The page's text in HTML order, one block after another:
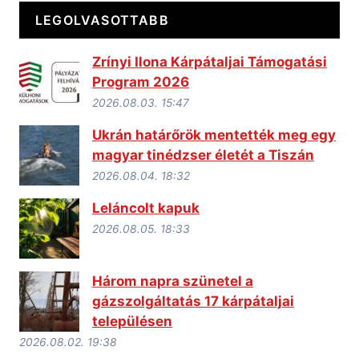
LEGOLVASOTTABB
Zrínyi Ilona Kárpátaljai Támogatási
Program 2026
2026.08.03. 15:47
Ukrán határőrök mentették meg egy
magyar tinédzser életét a Tiszán
2026.08.04. 18:32
Leláncolt kapuk
2026.08.05. 18:33
Három napra szünetel a
gázszolgáltatás 17 kárpátaljai
településen
2026.08.02. 19:38